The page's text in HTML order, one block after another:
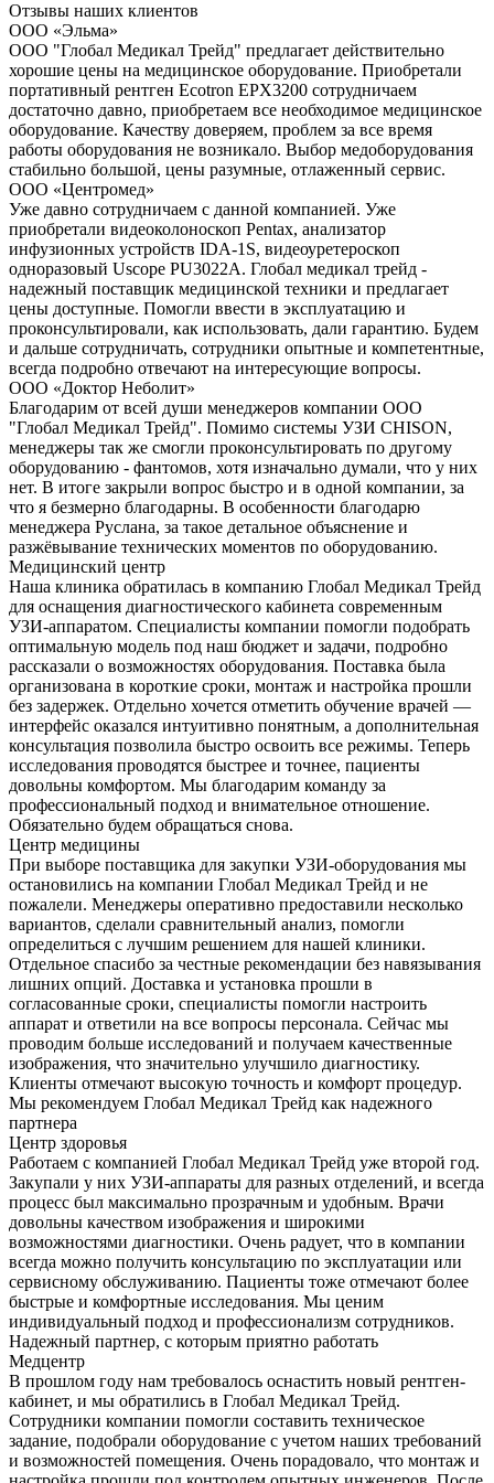
Отзывы наших клиентов
ООО «Эльма»
ООО "Глобал Медикал Трейд" предлагает действительно
хорошие цены на медицинское оборудование. Приобретали
портативный рентген Ecotron EPX3200 сотрудничаем
достаточно давно, приобретаем все необходимое медицинское
оборудование. Качеству доверяем, проблем за все время
работы оборудования не возникало. Выбор медоборудования
стабильно большой, цены разумные, отлаженный сервис.
ООО «Центромед»
Уже давно сотрудничаем с данной компанией. Уже
приобретали видеоколоноскоп Pentax, анализатор
инфузионных устройств IDA-1S, видеоуретероскоп
одноразовый Uscope PU3022A. Глобал медикал трейд -
надежный поставщик медицинской техники и предлагает
цены доступные. Помогли ввести в эксплуатацию и
проконсультировали, как использовать, дали гарантию. Будем
и дальше сотрудничать, сотрудники опытные и компетентные,
всегда подробно отвечают на интересующие вопросы.
ООО «Доктор Неболит»
Благодарим от всей души менеджеров компании ООО
"Глобал Медикал Трейд". Помимо системы УЗИ CHISON,
менеджеры так же смогли проконсультировать по другому
оборудованию - фантомов, хотя изначально думали, что у них
нет. В итоге закрыли вопрос быстро и в одной компании, за
что я безмерно благодарны. В особенности благодарю
менеджера Руслана, за такое детальное объяснение и
разжёвывание технических моментов по оборудованию.
Медицинский центр
Наша клиника обратилась в компанию Глобал Медикал Трейд
для оснащения диагностического кабинета современным
УЗИ-аппаратом. Специалисты компании помогли подобрать
оптимальную модель под наш бюджет и задачи, подробно
рассказали о возможностях оборудования. Поставка была
организована в короткие сроки, монтаж и настройка прошли
без задержек. Отдельно хочется отметить обучение врачей —
интерфейс оказался интуитивно понятным, а дополнительная
консультация позволила быстро освоить все режимы. Теперь
исследования проводятся быстрее и точнее, пациенты
довольны комфортом. Мы благодарим команду за
профессиональный подход и внимательное отношение.
Обязательно будем обращаться снова.
Центр медицины
При выборе поставщика для закупки УЗИ-оборудования мы
остановились на компании Глобал Медикал Трейд и не
пожалели. Менеджеры оперативно предоставили несколько
вариантов, сделали сравнительный анализ, помогли
определиться с лучшим решением для нашей клиники.
Отдельное спасибо за честные рекомендации без навязывания
лишних опций. Доставка и установка прошли в
согласованные сроки, специалисты помогли настроить
аппарат и ответили на все вопросы персонала. Сейчас мы
проводим больше исследований и получаем качественные
изображения, что значительно улучшило диагностику.
Клиенты отмечают высокую точность и комфорт процедур.
Мы рекомендуем Глобал Медикал Трейд как надежного
партнера
Центр здоровья
Работаем с компанией Глобал Медикал Трейд уже второй год.
Закупали у них УЗИ-аппараты для разных отделений, и всегда
процесс был максимально прозрачным и удобным. Врачи
довольны качеством изображения и широкими
возможностями диагностики. Очень радует, что в компании
всегда можно получить консультацию по эксплуатации или
сервисному обслуживанию. Пациенты тоже отмечают более
быстрые и комфортные исследования. Мы ценим
индивидуальный подход и профессионализм сотрудников.
Надежный партнер, с которым приятно работать
Медцентр
В прошлом году нам требовалось оснастить новый рентген-
кабинет, и мы обратились в Глобал Медикал Трейд.
Сотрудники компании помогли составить техническое
задание, подобрали оборудование с учетом наших требований
и возможностей помещения. Очень порадовало, что монтаж и